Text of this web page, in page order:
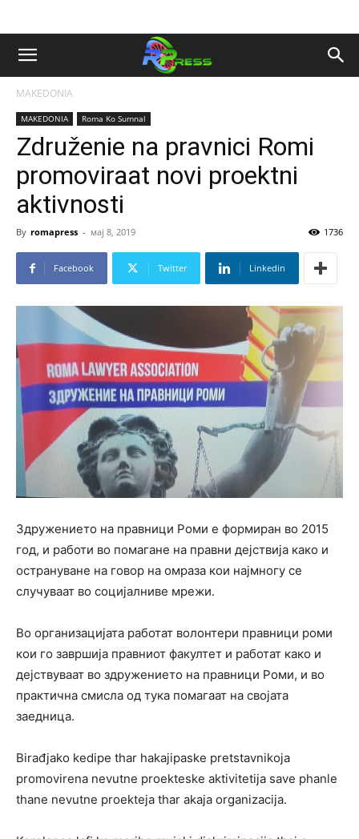
MAKEDONIA
MAKEDONIA Roma Ko Sumnal
Združenie na pravnici Romi
promoviraat novi proektni
aktivnosti
By romapress - мај 8, 2019 1736
Facebook Twitter Linkedin
Здружението на правници Роми е формиран во 2015
год, и работи во помагане на правни дејствија како и
острануване на говор на омраза кои најмногу се
случуваат во социјалниве мрежи.
Во организацијата работат волонтери правници роми
кои го завршија правниот факултет и работат како и
дејствуваат во здружението на правници Роми, и во
практична смисла од тука помагаат на својата
заедница.
Birađjako kedipe thar hakajipaske pretstavnikoja
promovirena nevutne proekteske aktivitetija save phanle
thane nevutne proekteja thar akaja organizacija.